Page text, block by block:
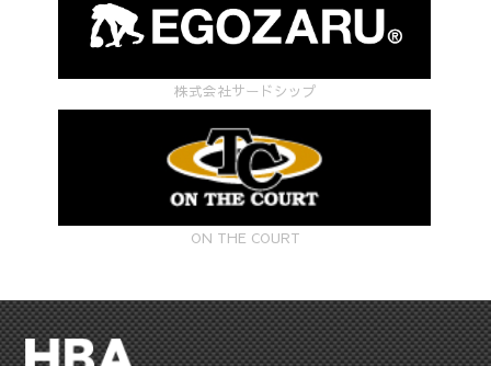
株式会社サードシップ
ON THE COURT